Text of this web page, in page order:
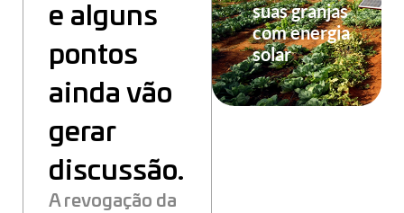
e alguns
pontos
ainda vão
gerar
discussão.
A revogação da
suas granjas
com energia
solar